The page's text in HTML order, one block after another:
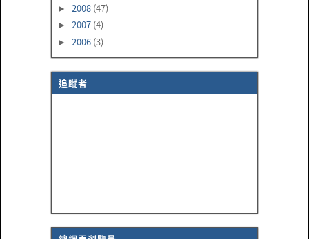
► 2008 (47)
► 2007 (4)
► 2006 (3)
追蹤者